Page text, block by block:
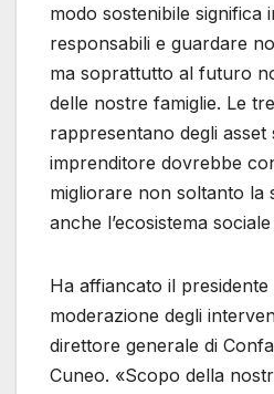
modo sostenibile significa
responsabili e guardare
ma soprattutto al futuro
delle nostre famiglie. Le
rappresentano degli asset
imprenditore dovrebbe
migliorare non soltanto la
anche l’ecosistema
Ha affiancato il presidente
moderazione degli
direttore generale di
Cuneo. «Scopo della